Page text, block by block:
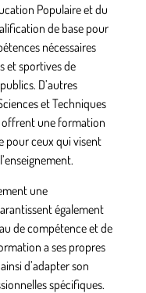
Populaire et du
de base pour
nécessaires
et sportives de
D’autres
et Techniques
offrent une formation
pour ceux qui visent
une
également
de compétence et de
a ses propres
d’adapter son
spécifiques.